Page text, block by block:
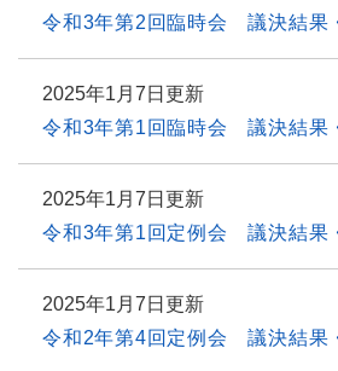
令和3年第2回臨時会 議決結果
2025年1月7日更新
令和3年第1回臨時会 議決結果
2025年1月7日更新
令和3年第1回定例会 議決結果
2025年1月7日更新
令和2年第4回定例会 議決結果